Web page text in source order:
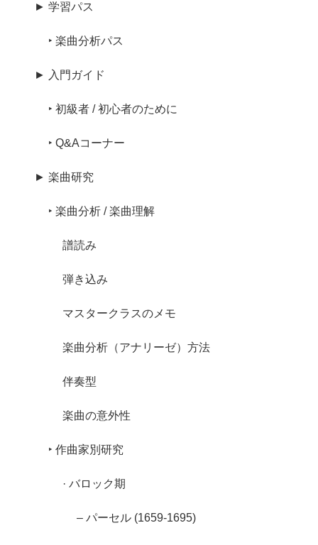
► 学習パス
‣ 楽曲分析パス
► 入門ガイド
‣ 初級者 / 初心者のために
‣ Q&Aコーナー
► 楽曲研究
‣ 楽曲分析 / 楽曲理解
譜読み
弾き込み
マスタークラスのメモ
楽曲分析（アナリーゼ）方法
伴奏型
楽曲の意外性
‣ 作曲家別研究
· バロック期
– パーセル (1659-1695)